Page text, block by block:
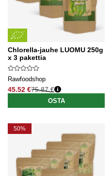
Chlorella-jauhe LUOMU 250g
x 3 pakettia
Rawfoodshop
45.52 €
Normaali hinta
75.87 €
OSTA
50%